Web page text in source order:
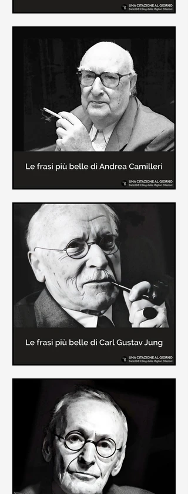
In questa pagina sono raccolte le
frasi più belle di Frida Kahlo
sull'amore e sulla vita.
Le frasi più belle di Andrea
Camilleri
In questa sezione sono raccolte le
frasi più belle di Andrea Camilleri, il
creatore dei libri sulle vicende del
Commissario Montalbano
Le frasi più belle di Carl Gustav
In questa pagina sono raccolte le
frasi più belle di Carl Gustav Jung
tratte dai suoi libri più significativi
come "Libro Rosso"